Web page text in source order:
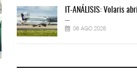
TMAZ eleva 77% movimiento de
IT-ANÁLISIS: Volaris
06 AGO 2026